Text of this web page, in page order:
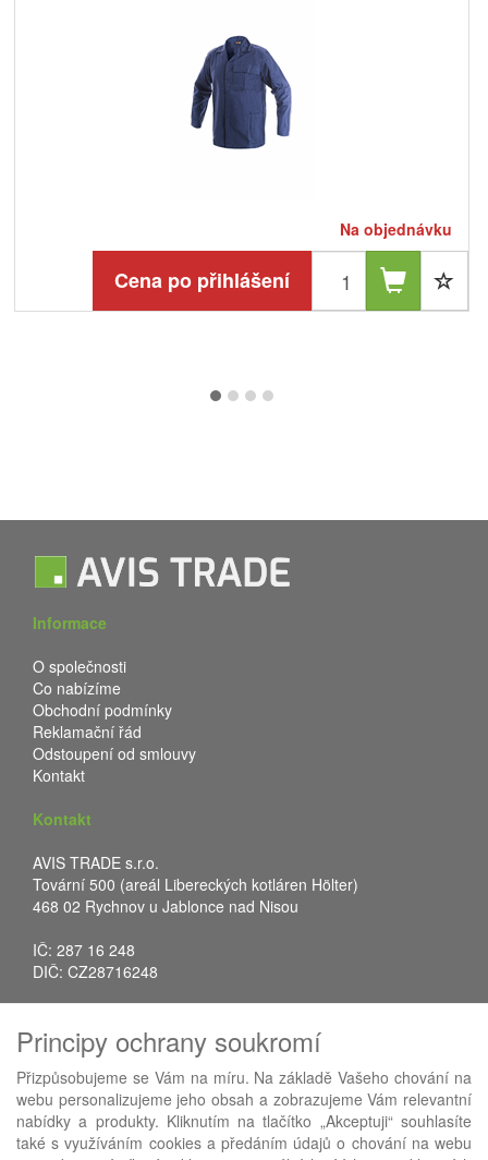
Na objednávku
Cena po přihlášení
Informace
O společnosti
Co nabízíme
Obchodní podmínky
Reklamační řád
Odstoupení od smlouvy
Kontakt
Kontakt
AVIS TRADE s.r.o.
Tovární 500 (areál Libereckých kotláren Hölter)
468 02 Rychnov u Jablonce nad Nisou
IČ: 287 16 248
DIČ: CZ28716248
Fax: +420 483 034 590
E-mail:info@avistrade.cz
Web:www.avistrade.cz
Principy ochrany soukromí
Přizpůsobujeme se Vám na míru. Na základě Vašeho chování na
webu personalizujeme jeho obsah a zobrazujeme Vám relevantní
nabídky a produkty. Kliknutím na tlačítko „Akceptuji“ souhlasíte
také s využíváním cookies a předáním údajů o chování na webu